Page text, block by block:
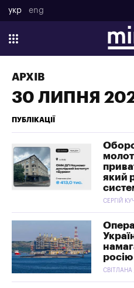
укр eng
АРХІВ
30 ЛИПНЯ
ПУБЛІКАЦІЇ
який
СЕРГІЙ